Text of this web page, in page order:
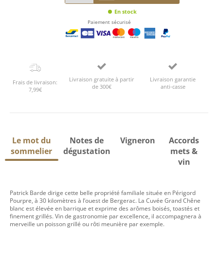
En stock
Paiement sécurisé
Frais de livraison:
7,99€
Livraison gratuite à partir
de 300€
Livraison garantie
anti-casse
Le mot du
sommelier
Notes de
dégustation
Vigneron
Accords
mets &
vin
Patrick Barde dirige cette belle propriété familiale située en Périgord
Pourpre, à 30 kilomètres à l’ouest de Bergerac. La Cuvée Grand Chêne
blanc est élevée en barrique et exprime des arômes boisés, toastés et
finement grillés. Vin de gastronomie par excellence, il accompagnera à
merveille un poisson grillé ou rôti meunière par exemple.